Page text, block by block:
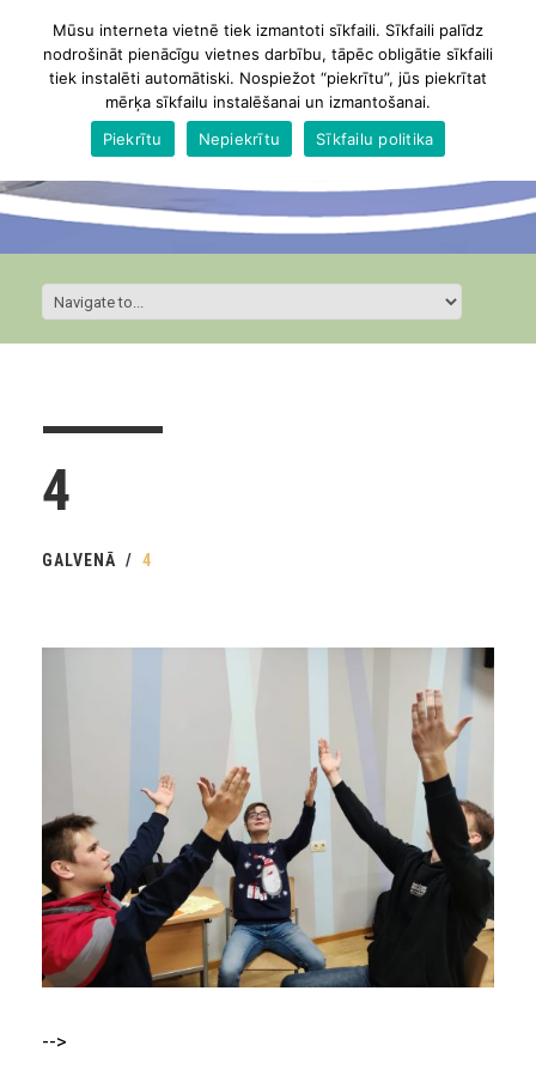
4
GALVENĀ 4
-->
Mūsu interneta vietnē tiek izmantoti sīkfaili. Sīkfaili palīdz
nodrošināt pienācīgu vietnes darbību, tāpēc obligātie sīkfaili
tiek instalēti automātiski. Nospiežot “piekrītu”, jūs piekrītat
mērķa sīkfailu instalēšanai un izmantošanai.
Piekrītu
Nepiekrītu Sīkfailu politika